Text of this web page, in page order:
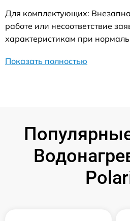
Для комплектующих:
работе или несоответствие
характеристикам при
Показать полностью